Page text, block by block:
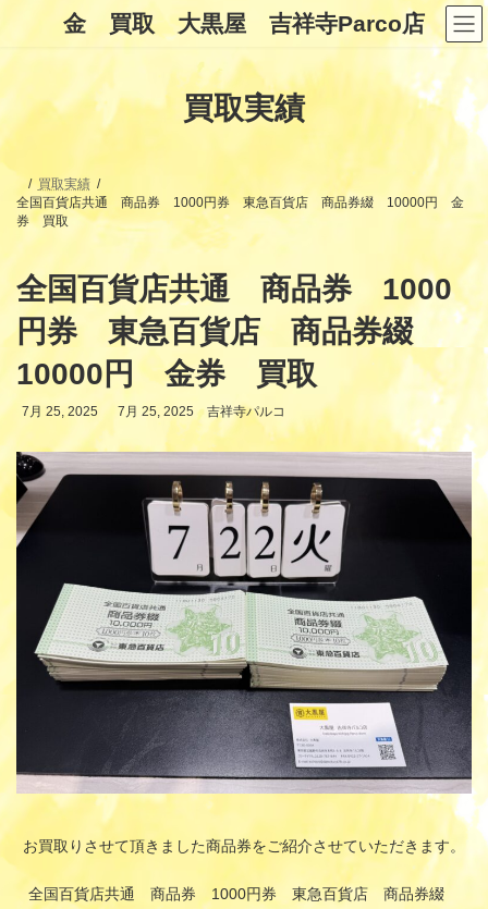
ン
キ
ッ
ー
に
移
金 買取 大黒屋 吉祥寺Parco店
買取実績
買取実績
全国百貨店共通 商品券 1000円券 東急百貨店 商品券綴 10000円 金
券 買取
全国百貨店共通 商品券 1000
円券 東急百貨店 商品券綴
10000円 金券 買取
7月 25, 2025
最
更
7月 25, 2025 吉祥寺パルコ
お買取りさせて頂きました商品券をご紹介させていただきます。
全国百貨店共通 商品券 1000円券 東急百貨店 商品券綴